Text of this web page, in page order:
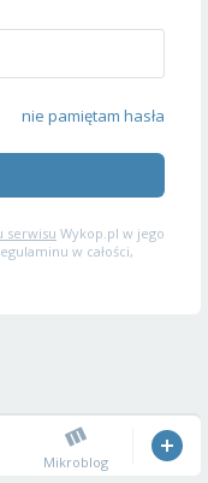
nie pamiętam hasła
serwisu Wykop.pl w jego
w całości,
Mikroblog